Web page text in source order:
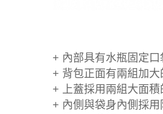
+ 內部具有水瓶固定
+ 背包正面有兩組加
+ 上蓋採用兩組大面
+ 內側與袋身內側採